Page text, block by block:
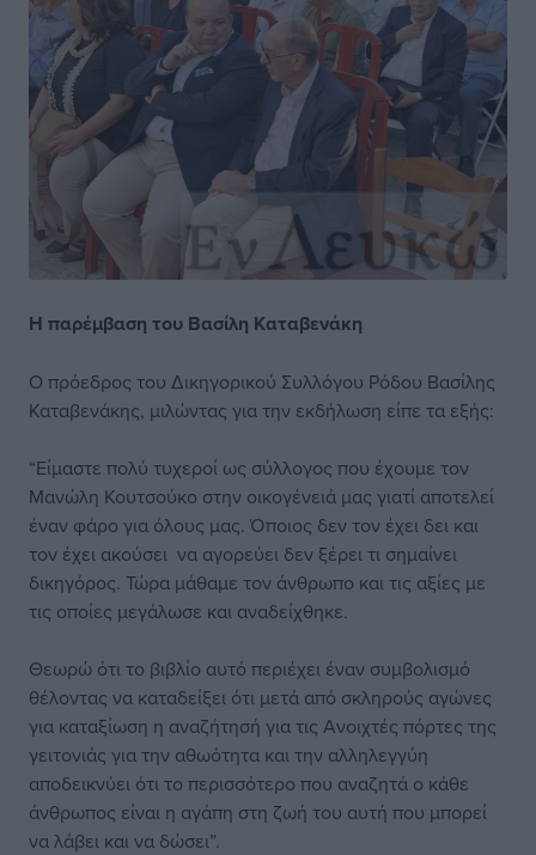
Η παρέμβαση του Βασίλη Καταβενάκη
Ο πρόεδρος του Δικηγορικού Συλλόγου Ρόδου Βασίλης
Καταβενάκης, μιλώντας για την εκδήλωση είπε τα εξής:
“Είμαστε πολύ τυχεροί ως σύλλογος που έχουμε τον
Μανώλη Κουτσούκο στην οικογένειά μας γιατί αποτελεί
έναν φάρο για όλους μας. Όποιος δεν τον έχει δει και
τον έχει ακούσει να αγορεύει δεν ξέρει τι σημαίνει
δικηγόρος. Τώρα μάθαμε τον άνθρωπο και τις αξίες με
τις οποίες μεγάλωσε και αναδείχθηκε.
Θεωρώ ότι το βιβλίο αυτό περιέχει έναν συμβολισμό
θέλοντας να καταδείξει ότι μετά από σκληρούς αγώνες
για καταξίωση η αναζήτησή για τις Ανοιχτές πόρτες της
γειτονιάς για την αθωότητα και την αλληλεγγύη
αποδεικνύει ότι το περισσότερο που αναζητά ο κάθε
άνθρωπος είναι η αγάπη στη ζωή του αυτή που μπορεί
να λάβει και να δώσει”.